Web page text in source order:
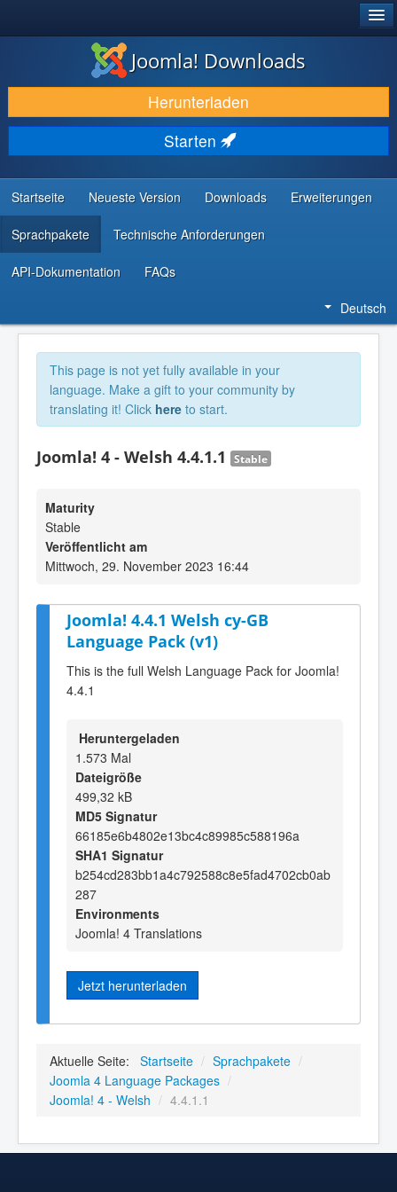
DOWNLOAD & ERWEITERN
ENTDECKEN & LERNEN
COMMUNITY & SUPPORT
RESSOURCEN FÜR ENTWICKLER
Joomla! Downloads
Herunterladen
Starten
Startseite Neueste Version Downloads Erweiterungen
Sprachpakete Technische Anforderungen
API-Dokumentation FAQs
Deutsch
This page is not yet fully available in your
language. Make a gift to your community by
translating it! Click here to start.
Joomla! 4 - Welsh 4.4.1.1 Stable
Maturity
Stable
Veröffentlicht am
Mittwoch, 29. November 2023 16:44
Joomla! 4.4.1 Welsh cy-GB
Language Pack (v1)
This is the full Welsh Language Pack for Joomla!
4.4.1
Heruntergeladen
1.573 Mal
Dateigröße
499,32 kB
MD5 Signatur
66185e6b4802e13bc4c89985c588196a
SHA1 Signatur
b254cd283bb1a4c792588c8e5fad4702cb0ab
287
Environments
Joomla! 4 Translations
Jetzt herunterladen
Aktuelle Seite: Startseite / Sprachpakete /
Joomla 4 Language Packages /
Joomla! 4 - Welsh / 4.4.1.1